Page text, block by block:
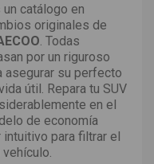
catálogo en
originales de
. Todas
por un riguroso
asegurar su perfecto
útil. Repara tu SUV
en el
de economía
para filtrar el